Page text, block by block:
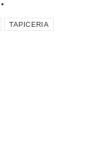
TAPICERIA